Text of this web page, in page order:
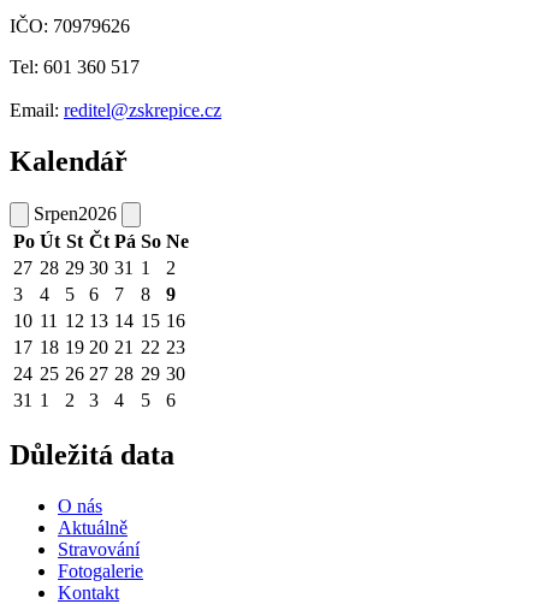
IČO: 70979626
Tel: 601 360 517
Email: reditel@zskrepice.cz
Kalendář
Srpen2026
Po Út St Čt Pá So Ne
27 28 29 30 31 1
2
3
4 5 6 7 8
9
10 11 12 13 14 15 16
17 18 19 20 21 22 23
24 25 26 27 28 29 30
31 1 2 3 4 5 6
Důležitá data
O nás
Aktuálně
Stravování
Fotogalerie
Kontakt